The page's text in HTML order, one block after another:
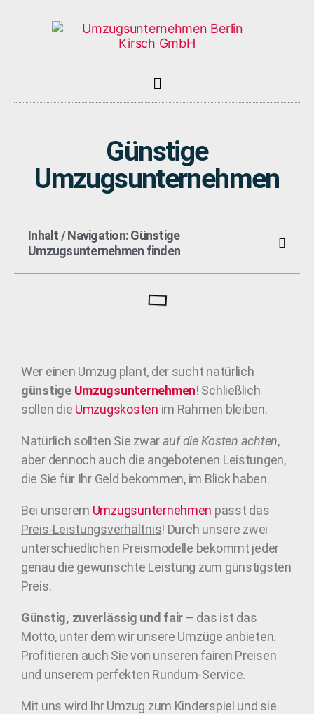
Günstige
Umzugsunternehmen
Inhalt / Navigation: Günstige
Umzugsunternehmen finden
Wer einen Umzug plant, der sucht natürlich
günstige Umzugsunternehmen! Schließlich
sollen die Umzugskosten im Rahmen bleiben.
Natürlich sollten Sie zwarauf die Kosten achten,
aber dennoch auch die angebotenen Leistungen,
die Sie für Ihr Geld bekommen, im Blick haben.
Bei unserem Umzugsunternehmen passt das
Preis-Leistungsverhältnis! Durch unsere zwei
unterschiedlichen Preismodelle bekommt jeder
genau die gewünschte Leistung zum günstigsten
Preis.
Günstig, zuverlässig und fair – das ist das
Motto, unter dem wir unsere Umzüge anbieten.
Profitieren auch Sie von unseren fairen Preisen
und unserem perfekten Rundum-Service.
Mit uns wird Ihr Umzug zum Kinderspiel und sie